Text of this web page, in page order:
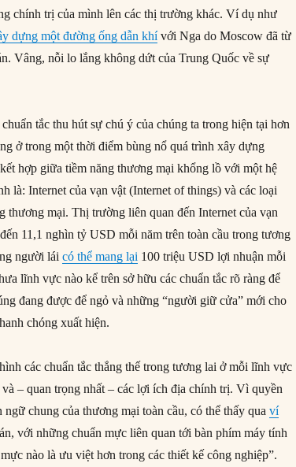
chính trị của mình lên các thị trường khác. Ví dụ như
dựng một đường ống dẫn khívới Nga do Moscow đã từ
Vâng, nỗi lo lắng không dứt của Trung Quốc về sự
tắc thu hút sự chú ý của chúng ta trong hiện tại hơn
ở trong một thời điểm bùng nổ quá trình xây dựng
hợp giữa tiềm năng thương mại khổng lồ với một hệ
là: Internet của vạn vật (Internet of things) và các loại
thương mại. Thị trường liên quan đến Internet của vạn
11,1 nghìn tỷ USD mỗi năm trên toàn cầu trong tương
người láicó thể mang lại 100 triệu USD lợi nhuận mỗi
lĩnh vực nào kể trên sở hữu các chuẩn tắc rõ ràng để
đang được để ngỏ và những “người giữ cửa” mới cho
chóng xuất hiện.
các chuẩn tắc thắng thế trong tương lai ở mỗi lĩnh vực
– quan trọng nhất – các lợi ích địa chính trị. Vì quyền
chung của thương mại toàn cầu, có thể thấy quaví
với những chuẩn mực liên quan tới bàn phím máy tính
nào là ưu việt hơn trong các thiết kế công nghiệp”.